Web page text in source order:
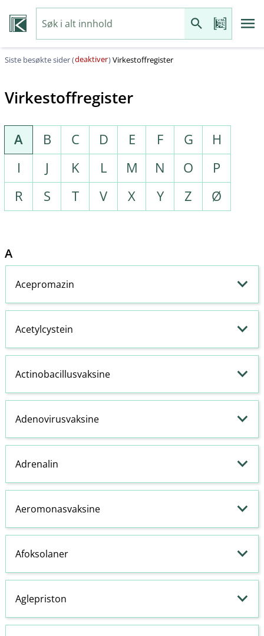
Siste besøkte sider (deaktiver)Virkestoffregister
Virkestoffregister
A B C D E F G
H
I
J K L M N O
P
R
S T V X Y Z Ø
A
Acepromazin
Acetylcystein
Actinobacillusvaksine
Adenovirusvaksine
Adrenalin
Aeromonasvaksine
Afoksolaner
Aglepriston